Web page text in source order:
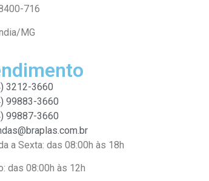
716
MG
3212-3660
99883-3660
99887-3660
a Sexta: das 08:00h às 18h
das 08:00h às 12h